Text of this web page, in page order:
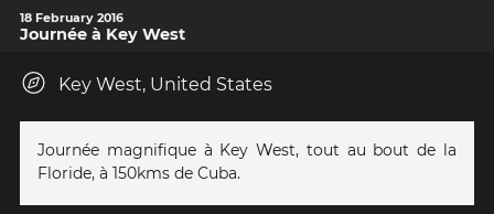
18 February 2016
Journée à Key West
Key West, United States
Journée magnifique à Key West, tout au bout de la
Floride, à 150kms de Cuba.